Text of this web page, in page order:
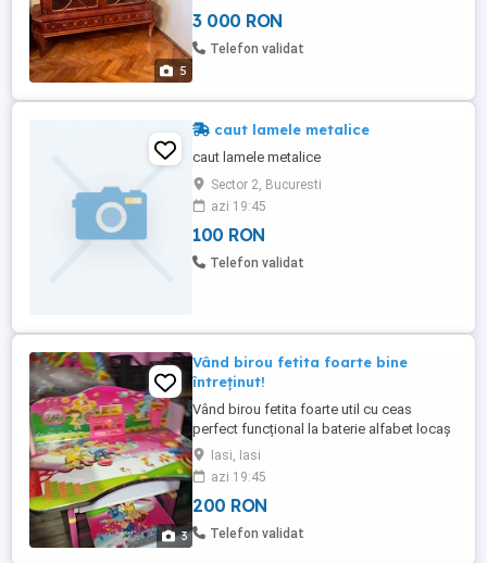
5
3 000 RON
Telefon validat
caut lamele metalice
caut lamele metalice
Sector 2, Bucuresti
azi 19:45
100 RON
Telefon validat
3
Vând birou fetita foarte bine
întreținut!
Vând birou fetita foarte util cu ceas
perfect funcțional la baterie alfabet locaș
de cărți și caiete scaun locaș pt creioane
și carioci foarte viu colorat perfect pentru
o fetita la doar 200 ușor negociabil.
Iasi, Iasi
azi 19:45
200 RON
Telefon validat